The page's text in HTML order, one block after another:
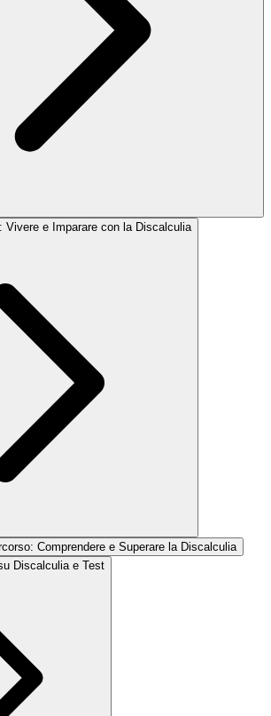
Vivere e Imparare con la Discalculia
Comprendere e Superare la Discalculia
Discalculia e Test